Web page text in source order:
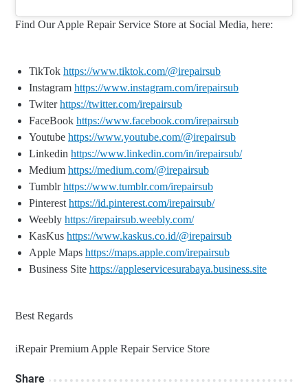
Find Our Apple Repair Service Store at Social Media, here:
TikTok https://www.tiktok.com/@irepairsub
Instagram https://www.instagram.com/irepairsub
Twiterhttps://twitter.com/irepairsub
FaceBook https://www.facebook.com/irepairsub
Youtube https://www.youtube.com/@irepairsub
Linkedin https://www.linkedin.com/in/irepairsub/
Medium https://medium.com/@irepairsub
Tumblrhttps://www.tumblr.com/irepairsub
Pinterest https://id.pinterest.com/irepairsub/
Weebly https://irepairsub.weebly.com/
KasKus https://www.kaskus.co.id/@irepairsub
Apple Maps https://maps.apple.com/irepairsub
Business Site https://appleservicesurabaya.business.site
Best Regards
iRepair Premium Apple Repair Service Store
Share